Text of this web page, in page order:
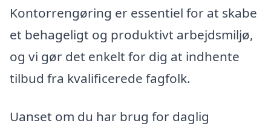
Kontorrengøring er essentiel for at skabe
et behageligt og produktivt arbejdsmiljø,
og vi gør det enkelt for dig at indhente
tilbud fra kvalificerede fagfolk.
Uanset om du har brug for daglig